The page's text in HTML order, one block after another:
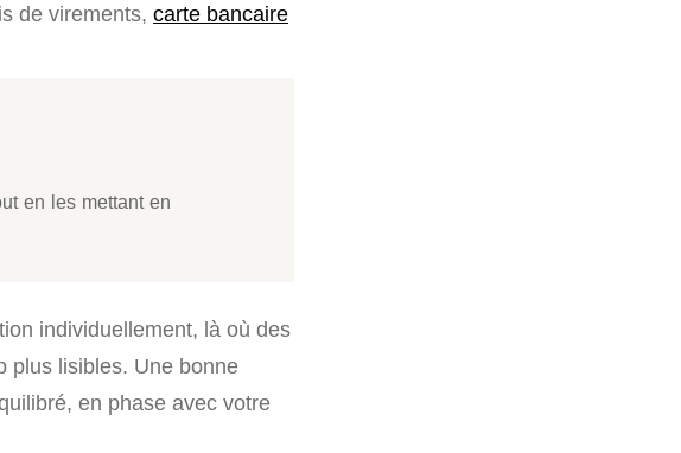
de virements, carte bancaire
en les mettant en
individuellement, là où des
plus lisibles. Une bonne
en phase avec votre